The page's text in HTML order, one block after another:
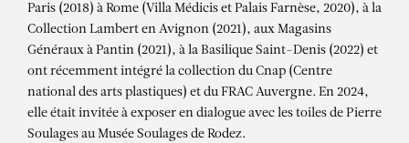
JEANNE VICERIAL
Trâmes
Paris (2018) à Rome (Villa Médicis et Palais Farnèse, 2020), à la
Collection Lambert en Avignon (2021), aux Magasins
Généraux à Pantin (2021), à la Basilique Saint-Denis (2022) et
ont récemment intégré la collection du Cnap (Centre
national des arts plastiques) et du FRAC Auvergne. En 2024,
elle était invitée à exposer en dialogue avec les toiles de Pierre
Soulages au Musée Soulages de Rodez.